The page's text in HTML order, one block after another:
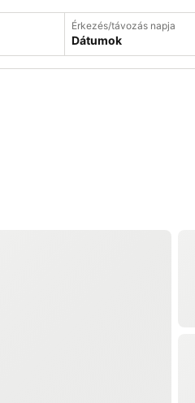
Érkezés/távozás napja
Dátumok